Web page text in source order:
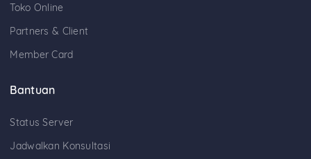
Toko Online
Partners & Client
Member Card
Bantuan
Status Server
Jadwalkan Konsultasi